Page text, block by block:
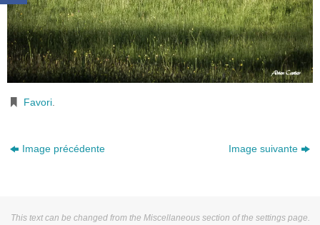
Favori
Image précédente Image suivante
This text can be changed from the Miscellaneous section of the settings page.